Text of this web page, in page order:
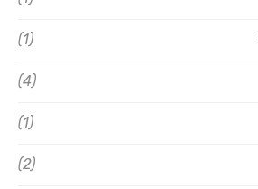
(1)
(4)
(1)
(2)